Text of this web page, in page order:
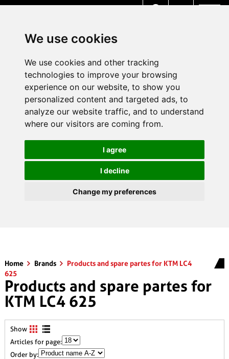
We use cookies
We use cookies and other tracking
technologies to improve your browsing
experience on our website, to show you
personalized content and targeted ads, to
analyze our website traffic, and to understand
where our visitors are coming from.
I agree
I decline
Change my preferences
Home Brands
Products and spare partes for KTM LC4
625
Products and spare partes for
KTM LC4 625
Show
Articles for page:
Order by: